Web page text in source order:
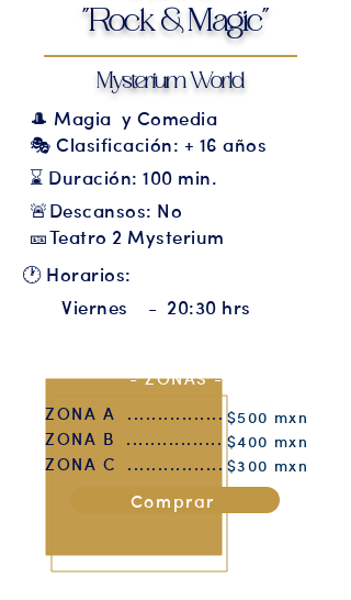
"Rock & Magic"
Mysterium World
🎩 Magia y Comedia
🎭 Clasificación: + 16 años
⌛ Duración: 100 min.
🚨Descansos: No
🎫Teatro 2 Mysterium
🕐 Horarios:
Viernes - 20:30 hrs
$500 mxn
$400 mxn
$300 mxn
- ZONAS -
ZONA A ................
ZONA B ................
ZONA C ................
Comprar